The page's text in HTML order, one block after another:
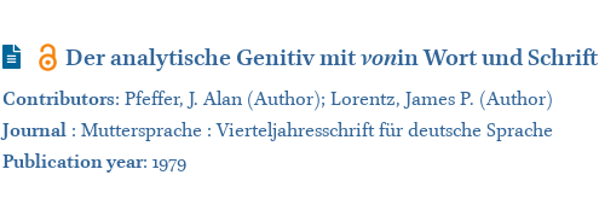
Journal Article
Der analytische Genitiv mitvonin Wort und Schrift
Contributors: Pfeffer, J. Alan (Author); Lorentz, James P. (Author)
Journal: Muttersprache : Vierteljahresschrift für deutsche Sprache
Publication year: 1979